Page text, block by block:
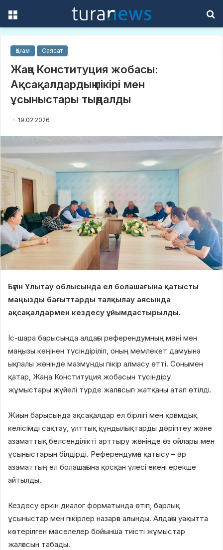
Қоғам Саясат
Жаңа Конституция жобасы:
Ақсақалдардың пікірі мен
ұсыныстары тыңдалды
19.02.2026
Бүгін Ұлытау облысында ел болашағына қатысты
маңызды бағыттарды талқылау аясында
ақсақалдармен кездесу ұйымдастырылды.
Іс-шара барысында алдағы референдумның мәні мен
маңызы кеңінен түсіндіріліп, оның мемлекет дамуына
ықпалы жөнінде мазмұнды пікір алмасу өтті. Сонымен
қатар, Жаңа Конституция жобасын түсіндіру
жұмыстары жүйелі түрде жалғасып жатқаны атап өтілді.
Жиын барысында ақсақалдар ел бірлігі мен қоғамдық
келісімді сақтау, ұлттық құндылықтарды дәріптеу және
азаматтық белсенділікті арттыру жөнінде өз ойлары мен
ұсыныстарын білдірді. Референдумға қатысу – әр
азаматтың ел болашағына қосқан үлесі екені ерекше
айтылды.
Кездесу еркін диалог форматында өтіп, барлық
ұсыныстар мен пікірлер назарға алынды. Алдағы уақытта
көтерілген мәселелер бойынша тиісті жұмыстар
жалғасын табады.